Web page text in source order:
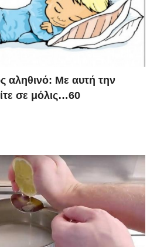
αληθινό: Με αυτή την
σε μόλις…60